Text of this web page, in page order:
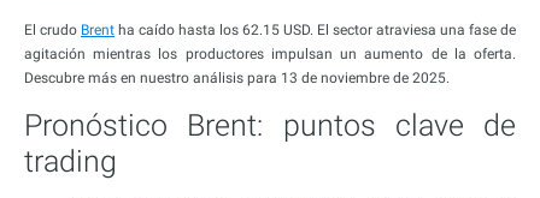
El crudo Brent ha caído hasta los 62.15 USD. El sector atraviesa una fase de
agitación mientras los productores impulsan un aumento de la oferta.
Descubre más en nuestro análisis para 13 de noviembre de 2025.
Pronóstico Brent: puntos clave de
trading